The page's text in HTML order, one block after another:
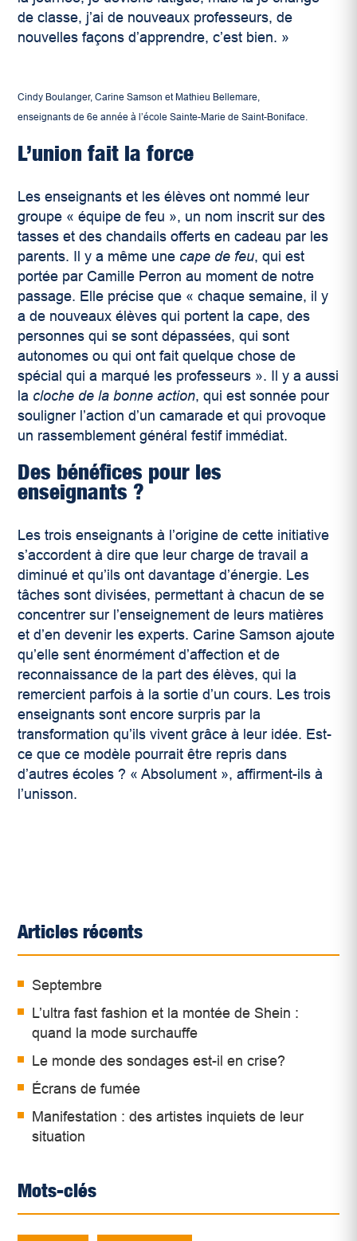
de classe, j’ai de nouveaux professeurs, de
nouvelles façons d’apprendre, c’est bien. »
Cindy Boulanger, Carine Samson et Mathieu Bellemare,
enseignants de 6e année à l’école Sainte-Marie de Saint-Boniface.
L’union fait la force
Les enseignants et les élèves ont nommé leur
groupe «équipe de feu », un nom inscrit sur des
tasses et des chandails offerts en cadeau par les
parents. Il y a même une cape de feu, qui est
portée par Camille Perron au moment de notre
passage. Elle précise que « chaque semaine, il y
a de nouveaux élèves qui portent la cape, des
personnes qui se sont dépassées, qui sont
autonomes ou qui ont fait quelque chose de
spécial qui a marqué les professeurs ». Il y a aussi
la cloche de la bonne action, qui est sonnée pour
souligner l’action d’un camarade et qui provoque
un rassemblement général festif immédiat.
Des bénéfices pour les
enseignants ?
Les trois enseignants à l’origine de cette initiative
s’accordent à dire que leur charge de travail a
diminué et qu’ils ont davantage d’énergie. Les
tâches sont divisées, permettant à chacun de se
concentrer sur l’enseignement de leurs matières
et d’en devenir les experts. Carine Samson ajoute
qu’elle sent énormément d’affection et de
reconnaissance de la part des élèves, qui la
remercient parfois à la sortie d’un cours. Les trois
enseignants sont encore surpris par la
transformation qu’ils vivent grâce à leur idée. Est-
ce que ce modèle pourrait être repris dans
d’autres écoles ? « Absolument », affirment-ils à
l’unisson.
Articles récents
Septembre
L’ultra fast fashion et la montée de Shein :
quand la mode surchauffe
Le monde des sondages est-il en crise?
Écrans de fumée
Manifestation : des artistes inquiets de leur
situation
Mots-clés